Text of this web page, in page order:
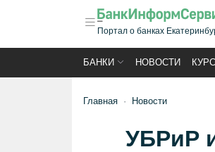
Портал о банках
БАНКИ НОВОСТИ
Главная Новости
УБРиР